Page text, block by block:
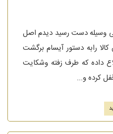
وسیله دست رسید دیدم اصل
رابه دستور آیسام‌ برگشت
داده که طرف زفته‌ وشکایت
کرده و...